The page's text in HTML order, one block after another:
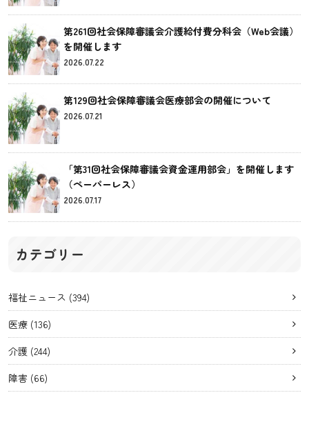
第261回社会保障審議会介護給付費分科会（Web会議）
を開催します
2026.07.22
第129回社会保障審議会医療部会の開催について
2026.07.21
「第31回社会保障審議会資金運用部会」を開催します
（ペーパーレス）
2026.07.17
カテゴリー
福祉ニュース (394)
医療 (136)
介護 (244)
障害 (66)